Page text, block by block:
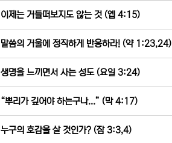
이제는 거들떠보지도 않는 것 (엡 4:15)
말씀의 거울에 정직하게 반응하라! (약 1:23,24)
생명을 느끼면서 사는 성도 (요일 3:24)
“뿌리가 깊어야 하는구나...” (막 4:17)
누구의 호감을 살 것인가? (잠 3:3,4)